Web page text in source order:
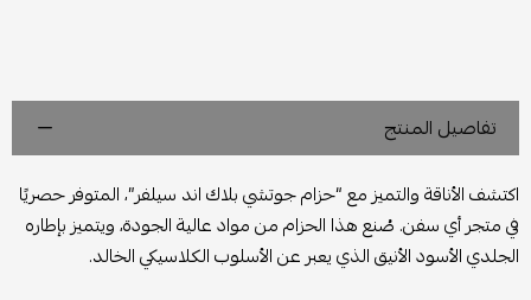
تفاصيل المنتج
اكتشف الأناقة والتميز مع “حزام جوتشي بلاك اند سيلفر”، المتوفر حصريًا
في متجر أي سفن. صُنع هذا الحزام من مواد عالية الجودة، ويتميز بإطاره
الجلدي الأسود الأنيق الذي يعبر عن الأسلوب الكلاسيكي الخالد.